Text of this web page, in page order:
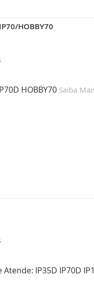
HOBBY70
HOBBY70 Saiba
IP35D IP70D